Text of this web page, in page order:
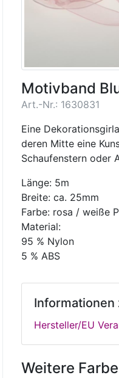
Motivband
Art.-Nr.: 1630831
Eine
deren Mitte eine
Schaufenstern oder
Länge: 5m
Breite: ca. 25mm
Farbe: rosa / weiße
Material:
95 % Nylon
5 % ABS
Hersteller/EU
Weitere